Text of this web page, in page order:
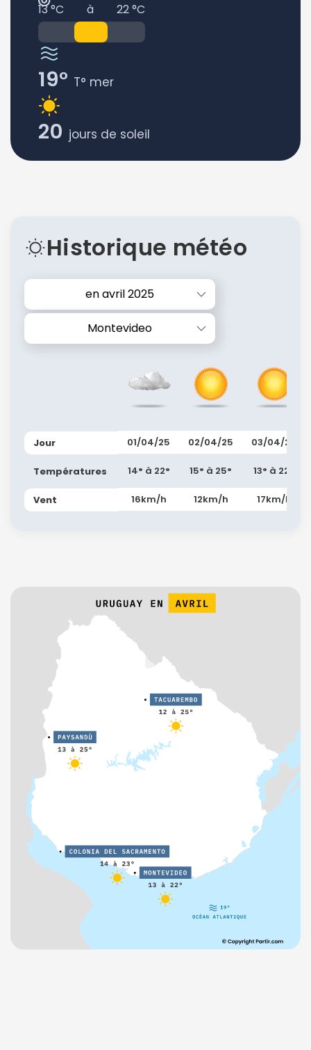
13 °C
à 22 °C
19° T° mer
20 jours de soleil
Historique météo
en avril 2025
Montevideo
Jour
Températures
Vent
01/04/25
14° à 22°
16km/h
02/04/25
15° à 25°
12km/h
03/04/25
13° à 22°
17km/h